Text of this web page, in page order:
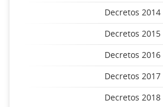
Decretos 2014
Decretos 2015
Decretos 2016
Decretos 2017
Decretos 2018